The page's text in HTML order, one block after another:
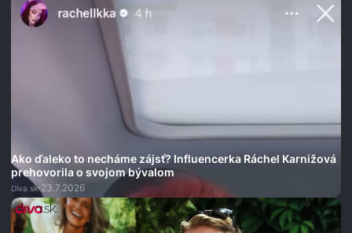
Ako ďaleko to necháme zájsť? Influencerka Ráchel Karnižová
prehovorila o svojom bývalom
Diva.sk 23.7.2026